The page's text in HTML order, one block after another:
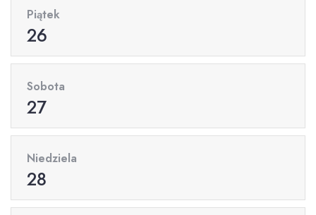
Piątek
26
Sobota
27
Niedziela
28